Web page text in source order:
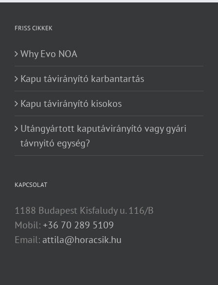
FRISS CIKKEK
Why Evo NOA
Kapu távirányító karbantartás
Kapu távirányító kisokos
Utángyártott kaputávirányító vagy gyári
távnyitó egység?
KAPCSOLAT
1188 Budapest Kisfaludy u. 116/B
Mobil:+36 70 289 5109
Email: attila@horacsik.hu